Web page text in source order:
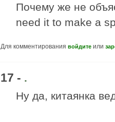
Почему же не
need it to make a
Для комментирования войдите или
17 - .
Ну да, китаянка